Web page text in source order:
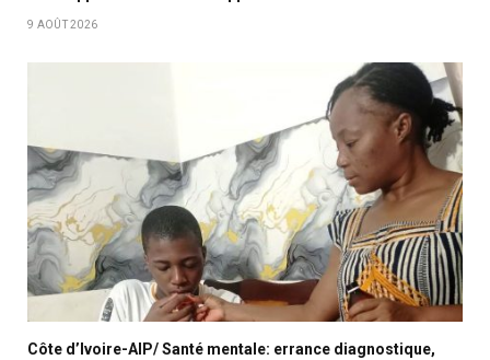
9 AOÛT 2026
Côte d’Ivoire-AIP/ Santé mentale: errance diagnostique,